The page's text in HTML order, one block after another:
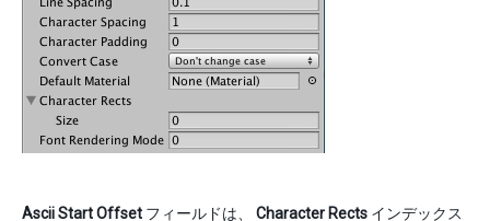
Ascii Start Offset フィールドは、 Character Rects インデックス